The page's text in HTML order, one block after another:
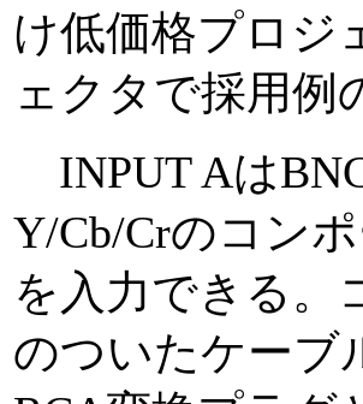
け低価格プロジ
ェクタで採用例
INPUT Aは
Y/Cb/Crのコン
を入力できる。
のついたケーブ